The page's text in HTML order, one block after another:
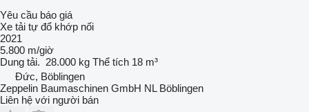
Yêu cầu báo giá
Xe tải tự đổ khớp nối
2021
5.800 m/giờ
Dung tải. 28.000 kg Thể tích 18 m³
Đức, Böblingen
Zeppelin Baumaschinen GmbH NL Böblingen
Liên hệ với người bán